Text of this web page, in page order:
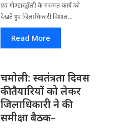
एवं गौण्डारट्रॉली के मरम्मत कार्य को
देखते हुए जिलाधिकारी विशाल...
Read More
चमोली: स्वतंत्रता दिवस
की तैयारियों को लेकर
जिलाधिकारी ने की
समीक्षा बैठक–